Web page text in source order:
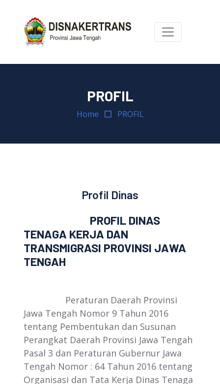
PROFIL
Home PROFIL
Profil Dinas
PROFIL DINAS
TENAGA KERJA DAN
TRANSMIGRASI PROVINSI JAWA
TENGAH
Peraturan Daerah Provinsi
Jawa Tengah Nomor 9 Tahun 2016
tentang Pembentukan dan Susunan
Perangkat Daerah Provinsi Jawa Tengah
Pasal 3 dan Peraturan Gubernur Jawa
Tengah Nomor : 64 Tahun 2016 tentang
Organisasi dan Tata Kerja Dinas Tenaga